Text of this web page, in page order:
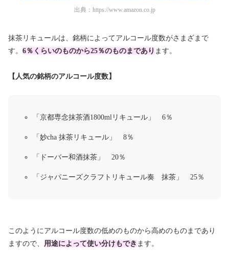
出典： https://www.amazon.co.jp
抹茶リキュールは、銘柄によってアルコール度数がさまざまで
す。 6％くらいのものから25％のものまであり ます。
【人気の銘柄のアルコール度数】
「京都専念抹茶酒1800mlリキュール」 6％
「妙cha 抹茶リキュール」 8％
「ドーバー和酒抹茶」 20％
「ジャパニーズクラフトリキュール奏 抹茶」 25％
このようにアルコール度数の低めのものから高めのものまであり
ますので、 用途によって使い分けもでき ます。